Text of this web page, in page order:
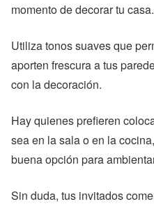
momento de decorar tu casa.
Utiliza tonos suaves que
aporten frescura a tus
con la decoración.
Hay quienes prefieren
sea en la sala o en la
buena opción para
Sin duda, tus invitados